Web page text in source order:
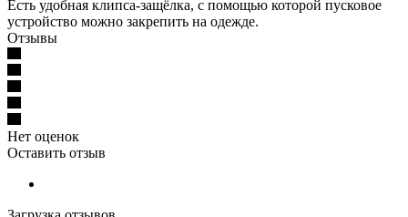
Есть удобная клипса-защёлка, с помощью которой пусковое
устройство можно закрепить на одежде.
Отзывы
Нет оценок
Оставить отзыв